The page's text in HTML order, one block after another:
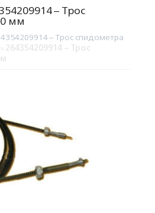
– Трос
мм
– Трос спидометра